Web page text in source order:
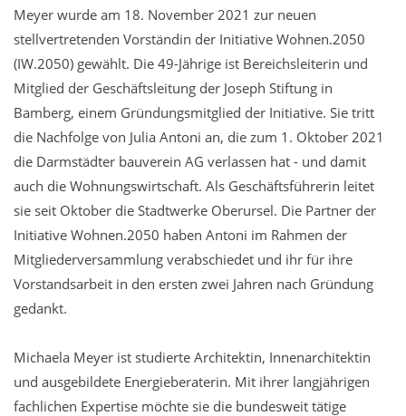
Meyer wurde am 18. November 2021 zur neuen
stellvertretenden Vorständin der Initiative Wohnen.2050
(IW.2050) gewählt. Die 49-Jährige ist Bereichsleiterin und
Mitglied der Geschäftsleitung der Joseph Stiftung in
Bamberg, einem Gründungsmitglied der Initiative. Sie tritt
die Nachfolge von Julia Antoni an, die zum 1. Oktober 2021
die Darmstädter bauverein AG verlassen hat - und damit
auch die Wohnungswirtschaft. Als Geschäftsführerin leitet
sie seit Oktober die Stadtwerke Oberursel. Die Partner der
Initiative Wohnen.2050 haben Antoni im Rahmen der
Mitgliederversammlung verabschiedet und ihr für ihre
Vorstandsarbeit in den ersten zwei Jahren nach Gründung
gedankt.
Michaela Meyer ist studierte Architektin, Innenarchitektin
und ausgebildete Energieberaterin. Mit ihrer langjährigen
fachlichen Expertise möchte sie die bundesweit tätige